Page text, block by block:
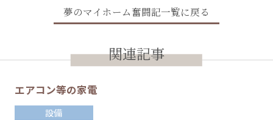
夢のマイホーム奮闘記一覧に戻る
関連記事
エアコン等の家電
設備